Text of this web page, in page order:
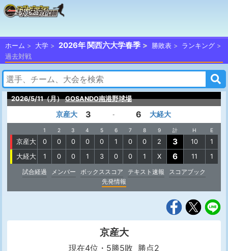
ホーム 大学 2026年 関西六大学春季 勝敗表
ランキング
過去対戦
2026/5/11（月） GOSANDO南港野球場
京産大 3 - 6 大経大
1 2 3 4 5 6 7 8 9 計 H E
京産大 0 0 0 0 0 1 0 0 2 3 10
1
大経大
1 0 0 1 3 0 0 1 X 6 11
1
試合経過
メンバー ボックススコア テキスト速報
スコアブック
先発情報
京産大
現在4位・5勝5敗 勝点2